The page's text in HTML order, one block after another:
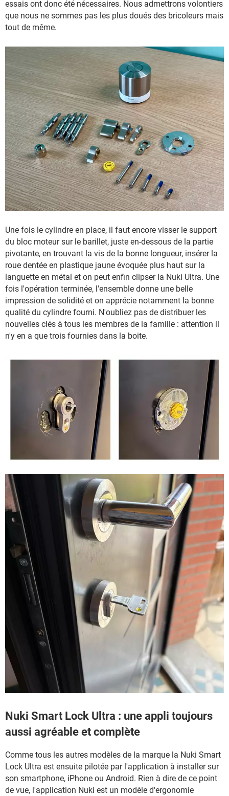
essais ont donc été nécessaires. Nous admettrons volontiers
que nous ne sommes pas les plus doués des bricoleurs mais
tout de même.
Une fois le cylindre en place, il faut encore visser le support
du bloc moteur sur le barillet, juste en-dessous de la partie
pivotante, en trouvant la vis de la bonne longueur, insérer la
roue dentée en plastique jaune évoquée plus haut sur la
languette en métal et on peut enfin clipser la Nuki Ultra. Une
fois l'opération terminée, l'ensemble donne une belle
impression de solidité et on apprécie notamment la bonne
qualité du cylindre fourni. N'oubliez pas de distribuer les
nouvelles clés à tous les membres de la famille : attention il
n'y en a que trois fournies dans la boite.
Nuki Smart Lock Ultra : une appli toujours
aussi agréable et complète
Comme tous les autres modèles de la marque la Nuki Smart
Lock Ultra est ensuite pilotée par l'application à installer sur
son smartphone, iPhone ou Android. Rien à dire de ce point
de vue, l'application Nuki est un modèle d'ergonomie